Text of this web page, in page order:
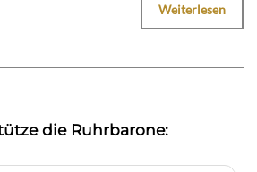
Weiterlesen
die Ruhrbarone: